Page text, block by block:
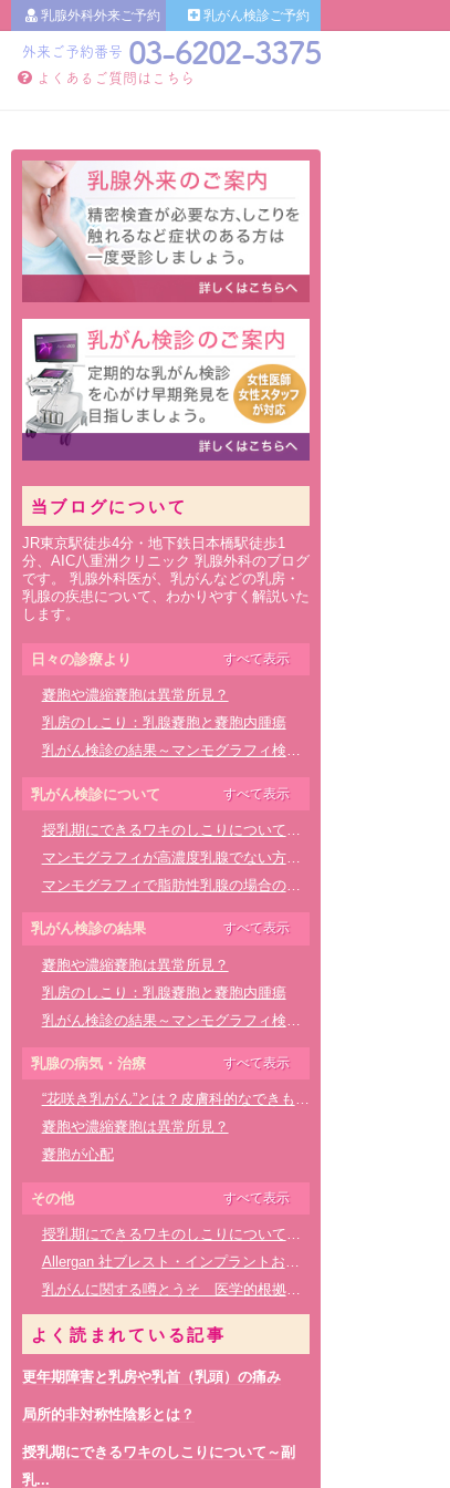
乳がん検診ご予約
乳腺外科外来ご予約 乳腺外科外来ご予約
外来ご予約番号 03-6202-3375
よくあるご質問はこちら
当ブログについて
JR東京駅徒歩4分・地下鉄日本橋駅徒歩1
分、AIC八重洲クリニック 乳腺外科のブログ
です。 乳腺外科医が、乳がんなどの乳房・
乳腺の疾患について、わかりやすく解説いた
します。
日々の診療より すべて表示
嚢胞や濃縮嚢胞は異常所見？
乳房のしこり：乳腺嚢胞と嚢胞内腫瘍
乳がん検診の結果～マンモグラフィ検査：石灰化とカテゴリー
更年期障害と乳房や乳首（乳頭）の痛み
マンモグラフィで脂肪性乳腺の場合の検査・診断について
シリコンインプラントによる乳房再建と血液のがんについての問題
乳がん治療で手術しない方法は？
リンパ浮腫とは？
乳輪下膿瘍について
豊胸手術を受けた方の乳がん検診について
皮膚が赤いと乳がん？？
巨大乳腺腫瘤について
乳がん化学療法の副作用と漢方薬
充実性腫瘤とは
女性化乳房症について
嚢胞内腫瘍について
授乳期に感じる乳房のしこり
乳腺炎と炎症性乳がんについて
乳がん検診について すべて表示
マンモグラフィが高濃度乳腺でない方に適した検査方法は？
マンモグラフィで脂肪性乳腺の場合の検査・診断について
乳がん検診を受けるタイミングについて
マンモグラフィは痛いからしたくない
乳腺腫瘤に対しての細胞診と針生検（組織診）について
乳がん検診受けましたか？
乳がん検診は超音波が一番良い？
忙しい方こそ乳がん検診を受けたほうが良い！？
マンモグラフィ検査の撮影方法・撮影回数について
せっかく併用検診受けたのに
視触診は必要か
マンモグラフィと背景乳腺濃度
超音波検査（エコー）は、マンモグラフィーよりがんを見つけ出せるって本当？？
>>乳がん検診について
乳がん検診の結果 すべて表示
嚢胞や濃縮嚢胞は異常所見？
乳房のしこり：乳腺嚢胞と嚢胞内腫瘍
充実性腫瘤とは
乳腺腫瘤があると言われて
嚢胞内腫瘍について
乳がん検診の結果～超音波検査で乳管拡張～
乳がん検診で「乳腺嚢胞」と結果が出たときは
マンモグラフィの乳腺濃度は異常所見ではありません
40歳、50歳で線維腺腫と言われた
乳がん検診 マンモグラフィ検査結果の「構築の乱れ」とは？
偶然発見した乳腺腫瘤
乳管内乳頭腫や嚢胞内乳頭腫って何？
乳腺の病気・治療 すべて表示
“花咲き乳がん”とは？皮膚科的なできものとの違い
嚢胞や濃縮嚢胞は異常所見？
嚢胞が心配
「抗がん剤は効かない」とお考えの方へ 抗がん剤の有用性について
乳がん治療で手術しない方法は？
巨大乳腺腫瘤について
乳腺炎と炎症性乳がんについて
線維腺腫が大きくなってきた！？
更年期障害の治療と乳癌
嚢胞の周辺が痛くて心配な時は
その他 すべて表示
授乳期にできるワキのしこりについて～副乳とは～
Allergan 社ブレスト・インプラントおよび組織拡張器の自主回収について
乳がんに関する噂とうそ 医学的根拠のあるサイトを参考に
予防的な乳房切除の現状
リンパ浮腫と食事・運動について
リンパ浮腫とは？
乳がんにおける乳房再建について
よく読まれている記事
更年期障害と乳房や乳首（乳頭）の痛み
局所的非対称性陰影とは？
授乳期にできるワキのしこりについて～副
乳...